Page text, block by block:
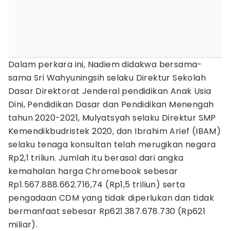
Dalam perkara ini, Nadiem didakwa bersama-
sama Sri Wahyuningsih selaku Direktur Sekolah
Dasar Direktorat Jenderal pendidikan Anak Usia
Dini, Pendidikan Dasar dan Pendidikan Menengah
tahun 2020-2021, Mulyatsyah selaku Direktur SMP
Kemendikbudristek 2020, dan Ibrahim Arief (IBAM)
selaku tenaga konsultan telah merugikan negara
Rp2,1 triliun. Jumlah itu berasal dari angka
kemahalan harga Chromebook sebesar
Rp1.567.888.662.716,74 (Rp1,5 triliun) serta
pengadaan CDM yang tidak diperlukan dan tidak
bermanfaat sebesar Rp621.387.678.730 (Rp621
miliar).